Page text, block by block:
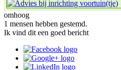
omhoog
1 mensen hebben gestemd.
Ik vind dit een goed bericht